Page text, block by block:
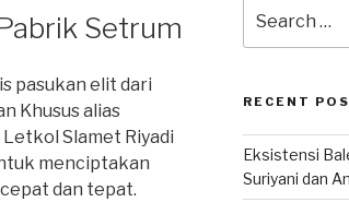
Setrum
pasukan elit dari
Khusus alias
Letkol Slamet Riyadi
menciptakan
dan tepat.
for:
RECENT
Eksistensi
Suriyani dan